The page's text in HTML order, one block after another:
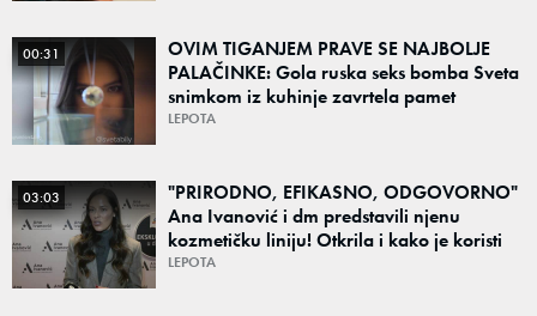
00:31
OVIM TIGANJEM PRAVE SE NAJBOLJE
PALAČINKE: Gola ruska seks bomba Sveta
snimkom iz kuhinje zavrtela pamet
milionima (VIDEO)
LEPOTA
03:03
"PRIRODNO, EFIKASNO, ODGOVORNO"
Ana Ivanović i dm predstavili njenu
kozmetičku liniju! Otkrila i kako je koristi
njen muž Bastijan
LEPOTA